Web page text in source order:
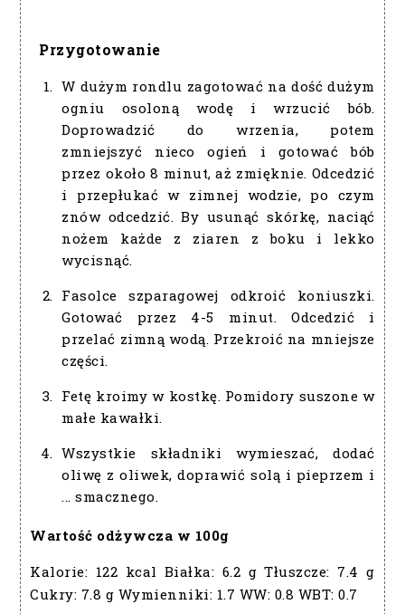
Przygotowanie
W dużym rondlu zagotować na dość dużym
ogniu osoloną wodę i wrzucić bób.
Doprowadzić do wrzenia, potem
zmniejszyć nieco ogień i gotować bób
przez około 8 minut, aż zmięknie. Odcedzić
i przepłukać w zimnej wodzie, po czym
znów odcedzić. By usunąć skórkę, naciąć
nożem każde z ziaren z boku i lekko
wycisnąć.
Fasolce szparagowej odkroić koniuszki.
Gotować przez 4-5 minut. Odcedzić i
przelać zimną wodą. Przekroić na mniejsze
części.
Fetę kroimy w kostkę. Pomidory suszone w
małe kawałki.
Wszystkie składniki wymieszać, dodać
oliwę z oliwek, doprawić solą i pieprzem i
... smacznego.
Wartość odżywcza w 100g
Kalorie: 122 kcal Białka: 6.2 g Tłuszcze: 7.4 g
Cukry: 7.8 g Wymienniki: 1.7 WW: 0.8 WBT:0.7